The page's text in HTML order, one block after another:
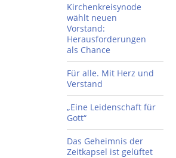
Kirchenkreisynode
wählt neuen
Vorstand:
Herausforderungen
als Chance
Für alle. Mit Herz und
Verstand
„Eine Leidenschaft für
Gott“
Das Geheimnis der
Zeitkapsel ist gelüftet